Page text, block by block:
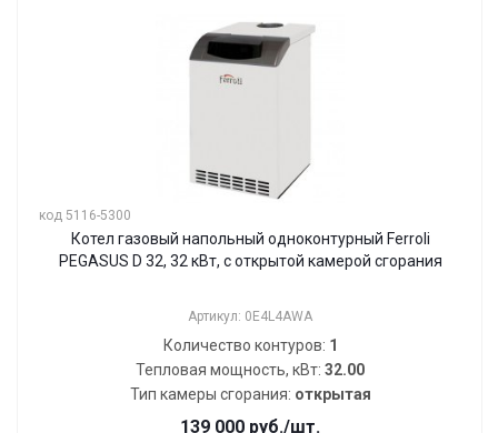
код 5116-5300
Котел газовый напольный одноконтурный Ferroli
PEGASUS D 32, 32 кВт, с открытой камерой сгорания
Артикул: 0E4L4AWA
Количество контуров: 1
Тепловая мощность, кВт: 32.00
Тип камеры сгорания: открытая
139 000 руб./шт.